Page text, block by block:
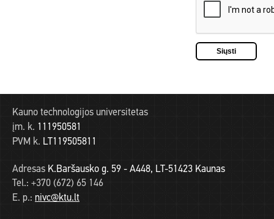
Kauno technologijos universitetas
įm. k. 111950581
PVM k. LT119505811
Adresas K.Baršausko g. 59 - A448, LT-51423 Kaunas
Tel.: +370 (672) 65 146
E. p.: nivc@ktu.lt